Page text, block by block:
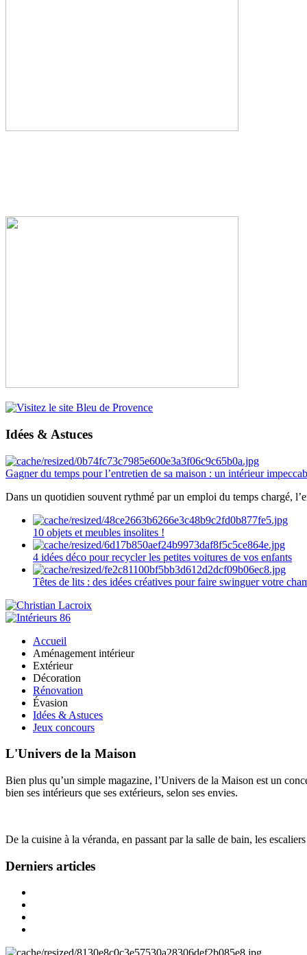
Idées & Astuces
Gagner du temps pour l’entretien de sa maison : un intérieur
Dans un quotidien souvent rythmé par un emploi du temps chargé,
10 objets et meubles insolites !
4 idées déco pour recycler les petites voitures de vos enfants
Têtes de lits : des idées créatives pour faire swinguer votre
Accueil
Aménagement intérieur
Extérieur
Décoration
Rénovation
Évasion
Idées & Astuces
Jeux concours
L'Univers de la Maison
Bien plus qu’un simple magazine, l’Univers de la Maison est un
bien ses intérieurs que ses extérieurs, selon ses envies.
De la cuisine à la véranda, en passant par la salle de bain, les
Derniers articles